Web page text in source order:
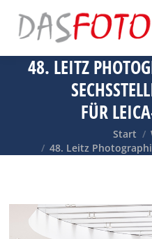
48. LEITZ
FÜR
Sie befinden sich hier:
Start
48. Leitz